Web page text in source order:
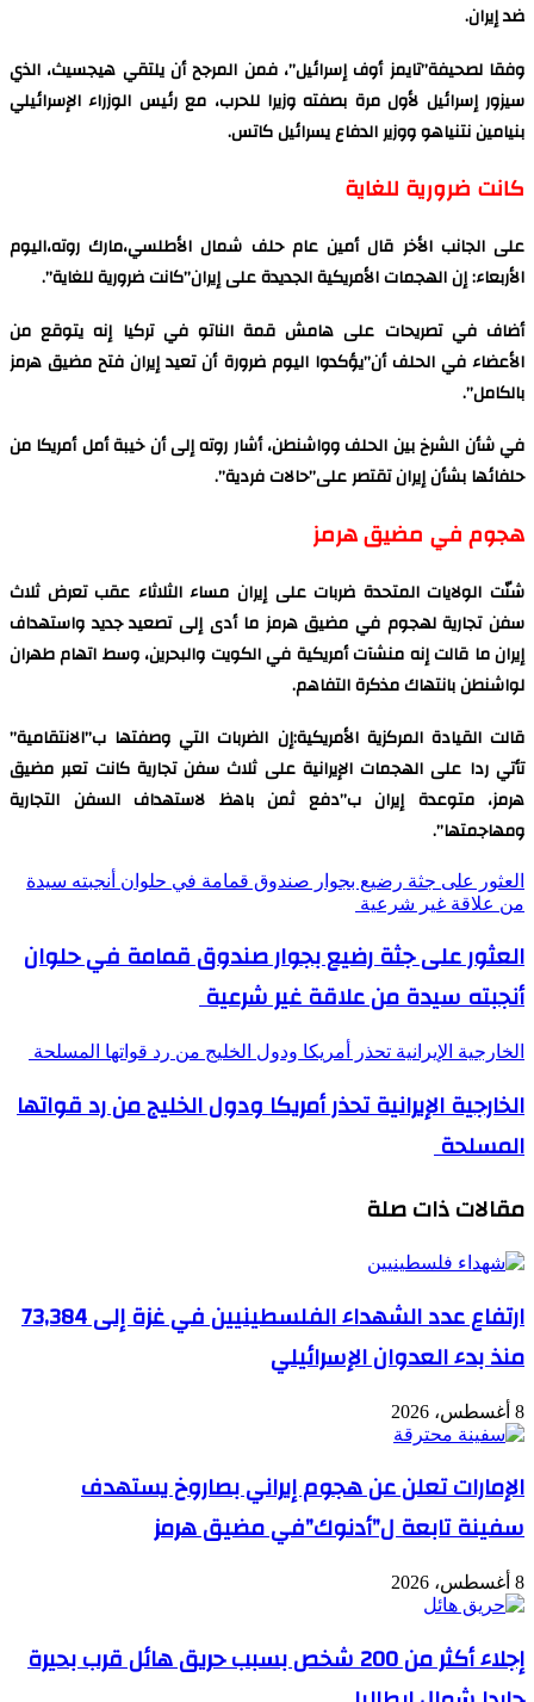
ضد إيران.
وفقا لصحيفة”تايمز أوف إسرائيل”، فمن المرجح أن يلتقي هيجسيث، الذي
سيزور إسرائيل لأول مرة بصفته وزيرا للحرب، مع رئيس الوزراء الإسرائيلي
بنيامين نتنياهو ووزير الدفاع يسرائيل كاتس.
كانت ضرورية للغاية
على الجانب الأخر قال أمين عام حلف شمال الأطلسي،مارك روته،اليوم
الأربعاء: إن الهجمات الأمريكية الجديدة على إيران”كانت ضرورية للغاية”.
أضاف في تصريحات على هامش قمة الناتو في تركيا إنه يتوقع من
الأعضاء في الحلف أن”يؤكدوا اليوم ضرورة أن تعيد إيران فتح مضيق هرمز
بالكامل”.
في شأن الشرخ بين الحلف وواشنطن، أشار روته إلى أن خيبة أمل أمريكا من
حلفائها بشأن إيران تقتصر على”حالات فردية”.
هجوم في مضيق هرمز
شنّت الولايات المتحدة ضربات على إيران مساء الثلاثاء عقب تعرض ثلاث
سفن تجارية لهجوم في مضيق هرمز ما أدى إلى تصعيد جديد واستهداف
إيران ما قالت إنه منشآت أمريكية في الكويت والبحرين، وسط اتهام طهران
لواشنطن بانتهاك مذكرة التفاهم.
قالت القيادة المركزية الأمريكية:إن الضربات التي وصفتها ب”الانتقامية”
تأتي ردا على الهجمات الإيرانية على ثلاث سفن تجارية كانت تعبر مضيق
هرمز، متوعدة إيران ب”دفع ثمن باهظ لاستهداف السفن التجارية
ومهاجمتها”.
العثور على جثة رضيع بجوار صندوق قمامة في حلوان أنجبته سيدة
من علاقة غير شرعية
العثور على جثة رضيع بجوار صندوق قمامة في حلوان
أنجبته سيدة من علاقة غير شرعية
الخارجية الإيرانية تحذر أمريكا ودول الخليج من رد قواتها المسلحة
الخارجية الإيرانية تحذر أمريكا ودول الخليج من رد قواتها
المسلحة
مقالات ذات صلة
ارتفاع عدد الشهداء الفلسطينيين في غزة إلى 73,384
منذ بدء العدوان الإسرائيلي
8 أغسطس، 2026
الإمارات تعلن عن هجوم إيراني بصاروخ يستهدف
سفينة تابعة ل”أدنوك”في مضيق هرمز
8 أغسطس، 2026
إجلاء أكثر من 200 شخص بسبب حريق هائل قرب بحيرة